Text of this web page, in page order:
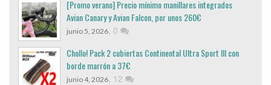
[Promo verano] Precio mínimo manillares integrados
Avian Canary y Avian Falcon, por unos 260€
junio 5, 2026, 0
Chollo! Pack 2 cubiertas Continental Ultra Sport III con
borde marrón a 37€
junio 4, 2026, 12